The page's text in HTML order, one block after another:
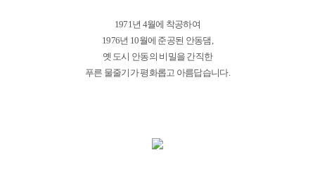
1971년 4월에 착공하여
1976년 10월에 준공된 안동댐,
옛 도시 안동의 비밀을 간직한
푸른 물줄기가 평화롭고 아름답습니다.